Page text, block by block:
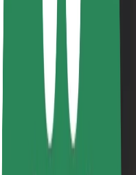
Bolt haqqında
Bolt-da davamlılıq
Project Zero
Bloq
Xəbər otağı
Brend təlimatları